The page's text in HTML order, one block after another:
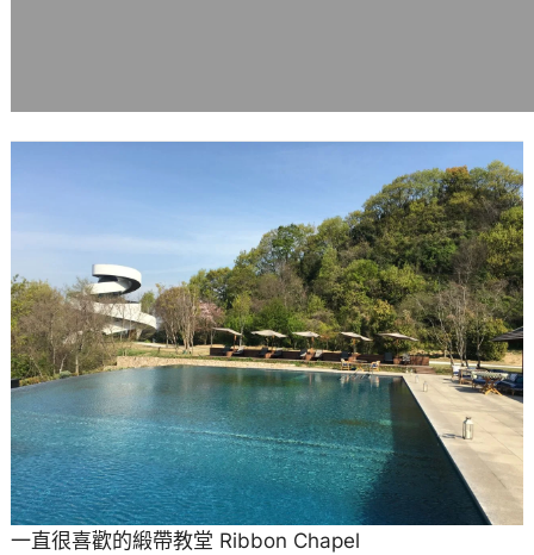
一直很喜歡的緞帶教堂 Ribbon Chapel